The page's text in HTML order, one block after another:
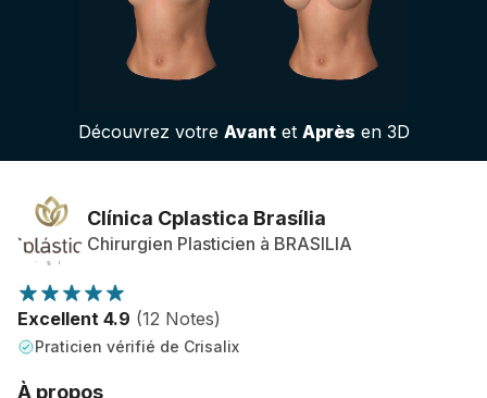
Accueil chirurgiens
Plateforme commerciale 3D
Forfait
Avis des patients
Découvrez votre Avantet Après en 3D
Clínica Cplastica Brasília
Chirurgien Plasticien à BRASILIA
Excellent 4.9 (12 Notes)
Praticien vérifié de Crisalix
À propos